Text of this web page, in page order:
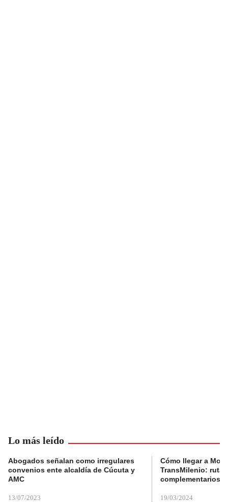
Lo más leído
Abogados señalan como irregulares
convenios ente alcaldía de Cúcuta y
AMC
13/07/2023
Cómo llegar a
TransMilenio:
complementarios
19/03/2024